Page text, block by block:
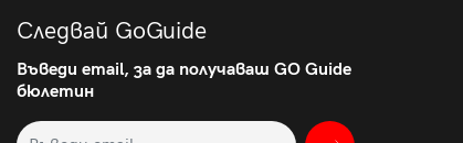
Следвай GoGuide
Въведи email, за да получаваш GO Guide
бюлетин